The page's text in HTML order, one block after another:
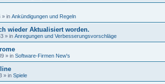
» in Ankündigungen und Regeln
wieder Aktualisiert worden.
» in Anregungen und Verbesserungsvorschläge
» in Software-Firmen New's
» in Spiele